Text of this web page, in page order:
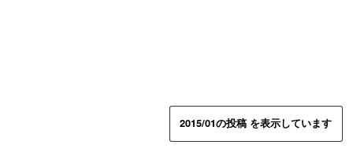
2015/01の投稿 を表示しています